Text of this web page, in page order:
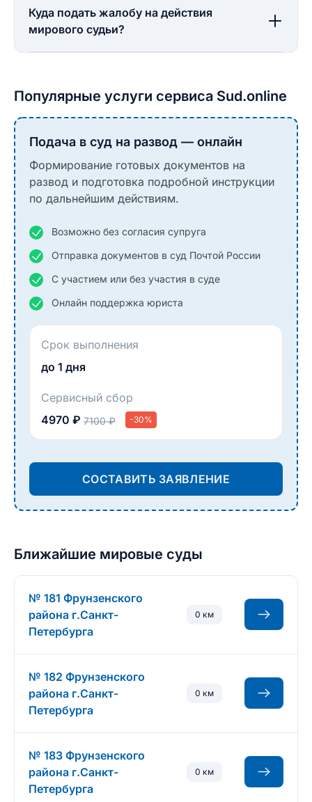
Куда подать жалобу на действия
мирового судьи?
Популярные услуги сервиса Sud.online
Подача в суд на развод — онлайн
Формирование готовых документов на
развод и подготовка подробной инструкции
по дальнейшим действиям.
Возможно без согласия супруга
Отправка документов в суд Почтой России
С участием или без участия в суде
Онлайн поддержка юриста
Срок выполнения
до 1 дня
Сервисный сбор
4970 ₽ 7100 ₽ -30%
СОСТАВИТЬ ЗАЯВЛЕНИЕ
Ближайшие мировые суды
№ 181 Фрунзенского
района г.Санкт-
Петербурга
0 км
№ 182 Фрунзенского
района г.Санкт-
Петербурга
0 км
№ 183 Фрунзенского
района г.Санкт-
Петербурга
0 км